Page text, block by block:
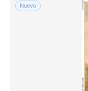
Nuevo